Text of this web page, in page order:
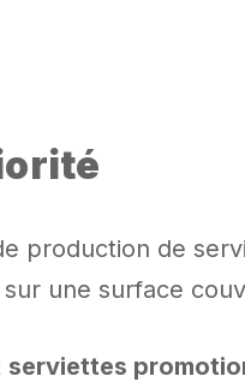
production de
une surface
serviettes